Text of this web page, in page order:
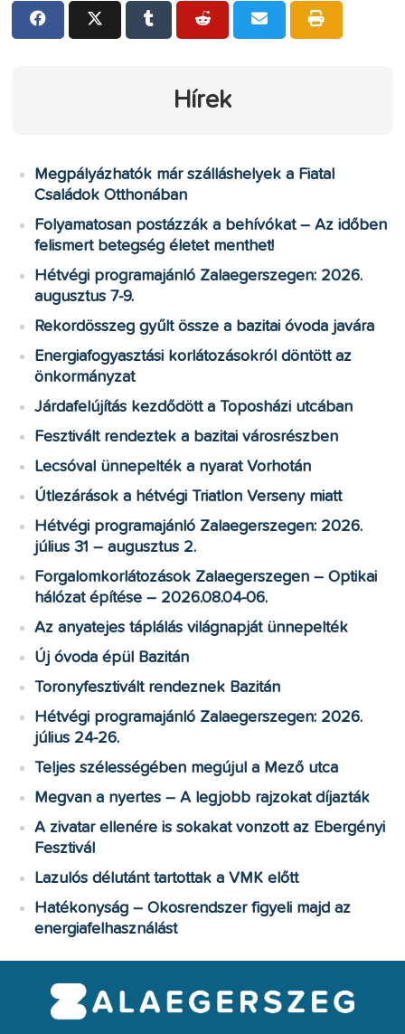
Hírek
Megpályázhatók már szálláshelyek a Fiatal
Családok Otthonában
Folyamatosan postázzák a behívókat – Az időben
felismert betegség életet menthet!
Hétvégi programajánló Zalaegerszegen: 2026.
augusztus 7-9.
Rekordösszeg gyűlt össze a bazitai óvoda javára
Energiafogyasztási korlátozásokról döntött az
önkormányzat
Járdafelújítás kezdődött a Toposházi utcában
Fesztivált rendeztek a bazitai városrészben
Lecsóval ünnepelték a nyarat Vorhotán
Útlezárások a hétvégi Triatlon Verseny miatt
Hétvégi programajánló Zalaegerszegen: 2026.
július 31 – augusztus 2.
Forgalomkorlátozások Zalaegerszegen – Optikai
hálózat építése – 2026.08.04-06.
Az anyatejes táplálás világnapját ünnepelték
Új óvoda épül Bazitán
Toronyfesztivált rendeznek Bazitán
Hétvégi programajánló Zalaegerszegen: 2026.
július 24-26.
Teljes szélességében megújul a Mező utca
Megvan a nyertes – A legjobb rajzokat díjazták
A zivatar ellenére is sokakat vonzott az Ebergényi
Fesztivál
Lazulós délutánt tartottak a VMK előtt
Hatékonyság – Okosrendszer figyeli majd az
energiafelhasználást